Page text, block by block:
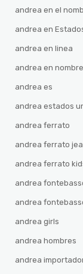
andrea en el
andrea en
andrea en linea
andrea en
andrea es
andrea estados
andrea ferrato
andrea ferrato
andrea ferrato
andrea
andrea
andrea girls
andrea hombres
andrea